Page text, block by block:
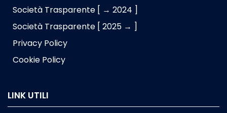
Società Trasparente [ → 2024 ]
Società Trasparente [ 2025 → ]
Privacy Policy
Cookie Policy
LINK UTILI